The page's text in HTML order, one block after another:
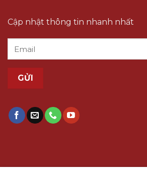
Cập nhật thông tin nhanh nhất